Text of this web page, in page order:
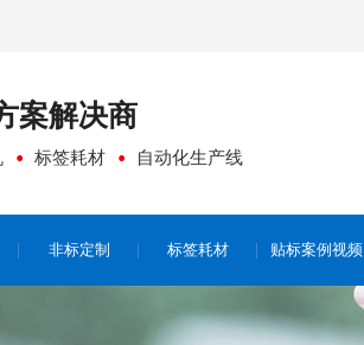
案解决商
标签耗材 自动化生产线
非标定制 标签耗材 贴标案例视频